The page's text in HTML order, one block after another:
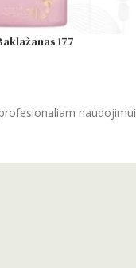
177
naudojimui